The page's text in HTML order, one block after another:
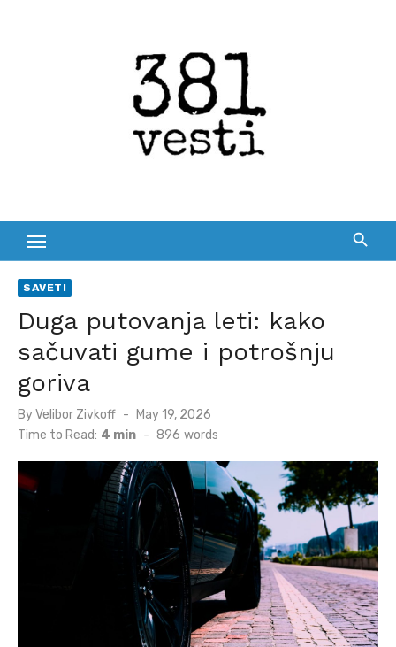
SAVETI
Duga putovanja leti: kako
sačuvati gume i potrošnju
goriva
ByVelibor Zivkoff
Posted
May 19, 2026
Time to Read: 4 min - 896 words